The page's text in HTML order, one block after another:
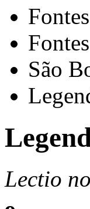
São
Lectio